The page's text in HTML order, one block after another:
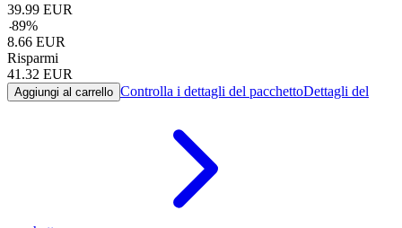
39.99 EUR
-89%
8.66 EUR
Risparmi
41.32 EUR
Aggiungi al carrello Controlla i dettagli del pacchettoDettagli del